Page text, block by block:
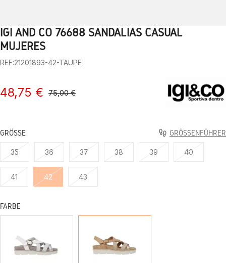
1 2 3 4 5 6 7 8 9
IGI AND CO 76688 SANDALIAS CASUAL
MUJERES
REF:21201893-42-TAUPE
48,75 € 75,00 €
GRÖSSE GRÖSSENFÜHRER
35 36 37 38 39 40
41 42 43
FARBE